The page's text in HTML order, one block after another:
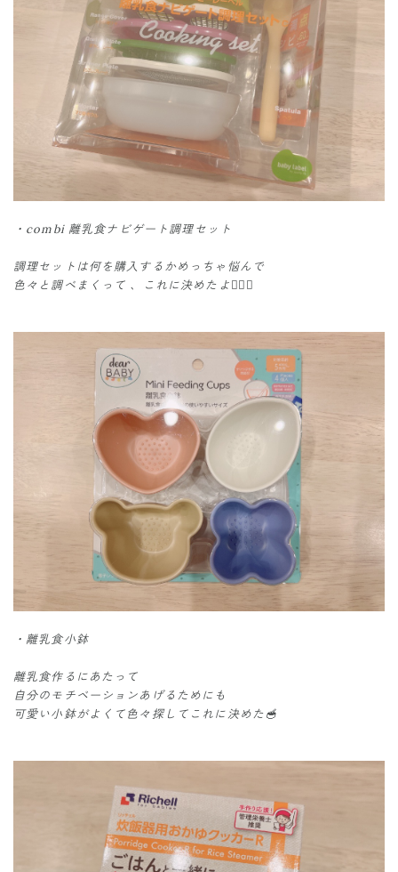
・combi 離乳食ナビゲート調理セット
調理セットは何を購入するかめっちゃ悩んで
色々と調べまくって 、これに決めたよ✊🏻🤍
・離乳食小鉢
離乳食作るにあたって
自分のモチベーションあげるためにも
可愛い小鉢がよくて色々探してこれに決めた🥣